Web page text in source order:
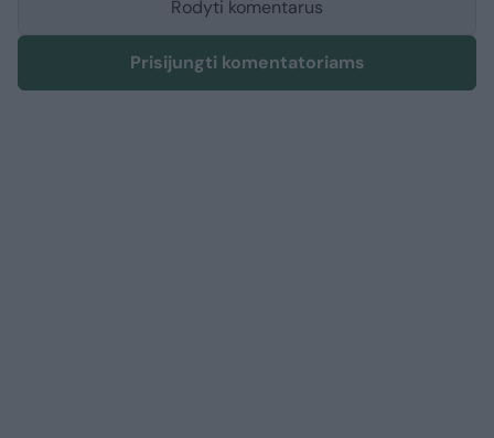
Rodyti komentarus
Prisijungti komentatoriams